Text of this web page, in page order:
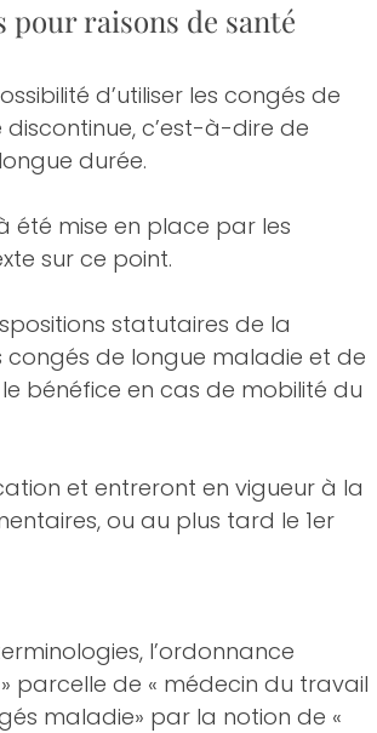
pour raisons de santé
d’utiliser les congés de
c’est-à-dire de
durée.
été mise en place par les
sur ce point.
statutaires de la
de longue maladie et de
bénéfice en cas de mobilité du
et entreront en vigueur à la
ou au plus tard le 1er
l’ordonnance
parcelle de « médecin du travail
maladie» par la notion de «